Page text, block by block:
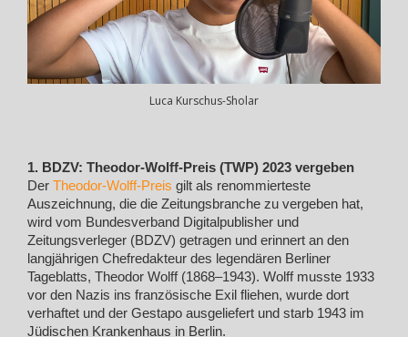
Luca Kurschus-Sholar
1. BDZV: Theodor-Wolff-Preis (TWP) 2023 vergeben
Der Theodor-Wolff-Preis gilt als renommierteste
Auszeichnung, die die Zeitungsbranche zu vergeben hat,
wird vom Bundesverband Digitalpublisher und
Zeitungsverleger (BDZV) getragen und erinnert an den
langjährigen Chefredakteur des legendären Berliner
Tageblatts, Theodor Wolff (1868–1943). Wolff musste 1933
vor den Nazis ins französische Exil fliehen, wurde dort
verhaftet und der Gestapo ausgeliefert und starb 1943 im
Jüdischen Krankenhaus in Berlin.